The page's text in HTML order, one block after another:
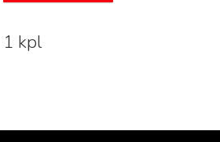
1 kpl